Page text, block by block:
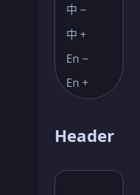
中 −
中 +
En −
En +
Header